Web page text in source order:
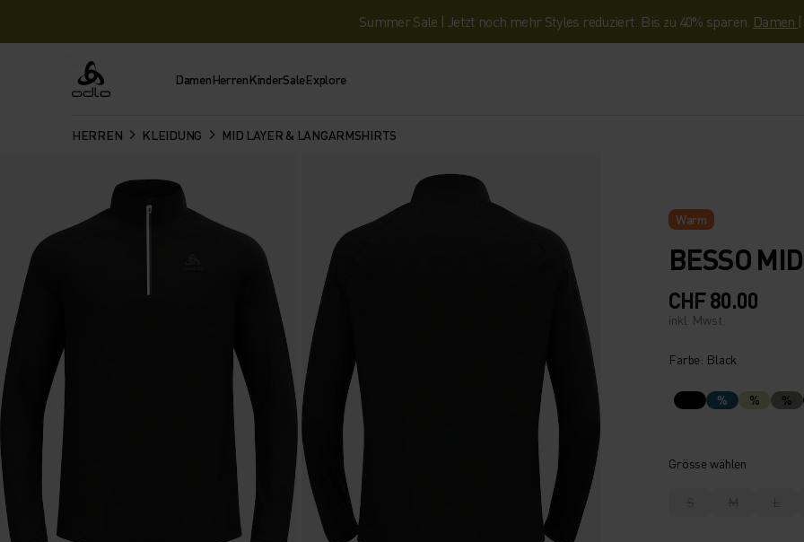
Summer Sale | Jetzt noch mehr Styles reduziert. Bis zu 40% sparen. Damen |
Odlo DamenHerrenKinderSaleExplore
HERREN KLEIDUNG MID LAYER & LANGARMSHIRTS
Warm
BESSO
CHF 80.00
inkl. Mwst.
Farbe: Black
% % %
Grösse wählen
S M L